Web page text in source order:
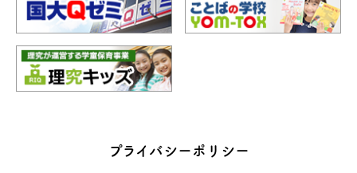
プライバシーポリシー